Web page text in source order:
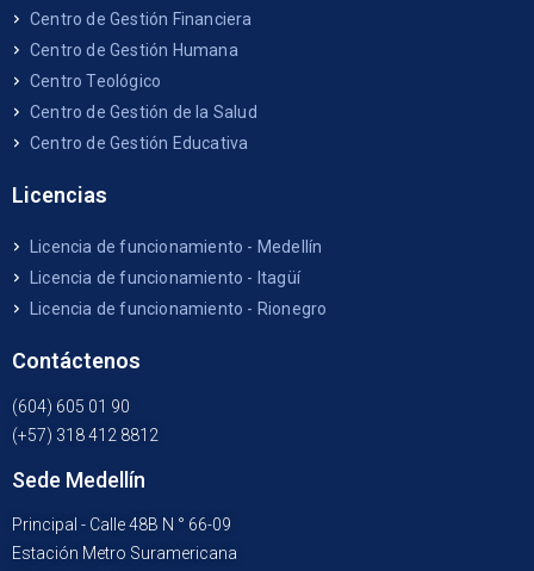
Centro de Gestión Financiera
Centro de Gestión Humana
Centro Teológico
Centro de Gestión de la Salud
Centro de Gestión Educativa
Licencias
Licencia de funcionamiento - Medellín
Licencia de funcionamiento - Itagüí
Licencia de funcionamiento - Rionegro
Contáctenos
(604) 605 01 90
(+57) 318 412 8812
Sede Medellín
Principal - Calle 48B N ° 66-09
Estación Metro Suramericana